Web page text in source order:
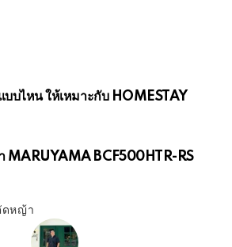
บบไหน ให้เหมาะกับ HOMESTAY
MARUYAMA BCF500HTR-RS
ดหญ้า